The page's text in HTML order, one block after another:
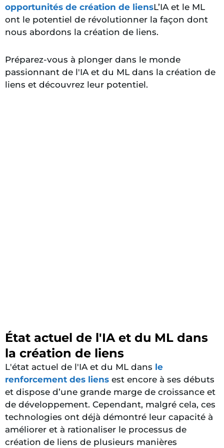
opportunités de création de liensL’IA et le ML
ont le potentiel de révolutionner la façon dont
nous abordons la création de liens.
Préparez-vous à plonger dans le monde
passionnant de l'IA et du ML dans la création de
liens et découvrez leur potentiel.
État actuel de l'IA et du ML dans
la création de liens
L'état actuel de l'IA et du ML dans le
renforcement des liens est encore à ses débuts
et dispose d’une grande marge de croissance et
de développement. Cependant, malgré cela, ces
technologies ont déjà démontré leur capacité à
améliorer et à rationaliser le processus de
création de liens de plusieurs manières